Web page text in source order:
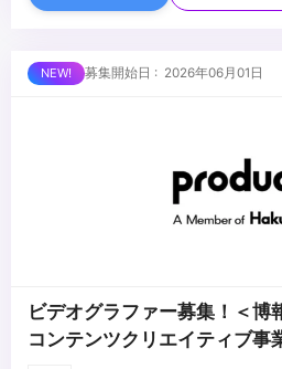
方
※ポートフォリオもしくは過去制作の映
《以下の方歓迎》
がある方)募集開始日 : 2026年06月01日
ビデオグラファー募集！＜博
コンテンツクリエイティブ事